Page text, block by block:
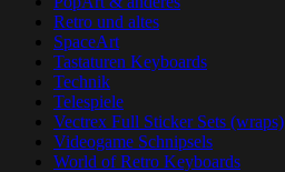
Retro und altes
SpaceArt
Tastaturen Keyboards
Technik
Telespiele
Vectrex Full Sticker Sets (wraps)
Videogame Schnipsels
World of Retro Keyboards